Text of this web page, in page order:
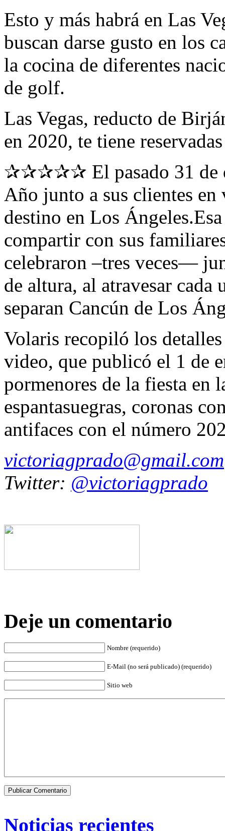
Esto y más habrá en Las
buscan darse gusto en los
la cocina de diferentes
de golf.
Las Vegas, reducto de
en 2020, te tiene
✰✰✰✰✰ El pasado 31 de
Año junto a sus clientes
destino en Los Ángeles.
compartir con sus
celebraron –tres veces—
de altura, al atravesar cada
separan Cancún de Los
Volaris recopiló los
video, que publicó el 1 de
pormenores de la fiesta en
espantasuegras, coronas
antifaces con el número
victoriagprado@gmail.com
Twitter: @victoriagprado
Deje un comentario
Nombre (requerido)
E-Mail (no será publicado) (requerido)
Sitio web
Noticias recientes